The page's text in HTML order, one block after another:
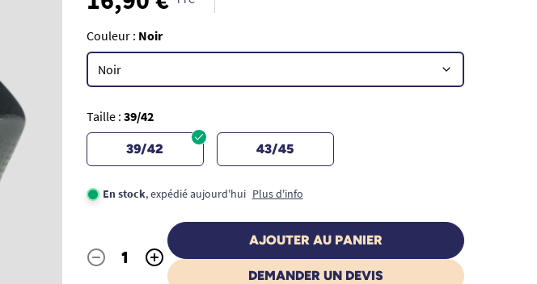
Couleur : Noir
Taille : 39/42
39/42 43/45
En stock, expédié aujourd'hui Plus d'info
Quantité
- +
AJOUTER AU PANIER
DEMANDER UN DEVIS